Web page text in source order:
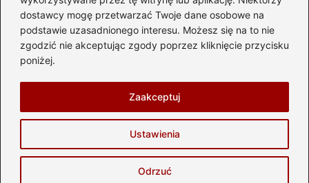
dostawcy mogę przetwarzać Twoje dane osobowe na
podstawie uzasadnionego interesu. Możesz się na to nie
zgodzić nie akceptując zgody poprzez kliknięcie przycisku
poniżej.
Ustawienia
Odrzuć
Zaakceptuj
Prawo jazdy(77)
Samochody(238)
Silnik(83)
Copyright © 2026 automotostrefa.pl
Prywatność
Zasady użytkowania
Napisz do nas